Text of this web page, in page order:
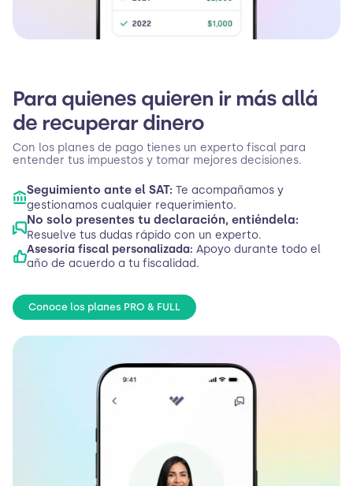
Para quienes quieren ir más allá
de recuperar dinero
Con los planes de pago tienes un experto fiscal para
entender tus impuestos y tomar mejores decisiones.
Seguimiento ante el SAT: Te acompañamos y
gestionamos cualquier requerimiento.
No solo presentes tu declaración, entiéndela:
Resuelve tus dudas rápido con un experto.
Asesoría fiscal personalizada: Apoyo durante todo el
año de acuerdo a tu fiscalidad.
Conoce los planes PRO & FULL